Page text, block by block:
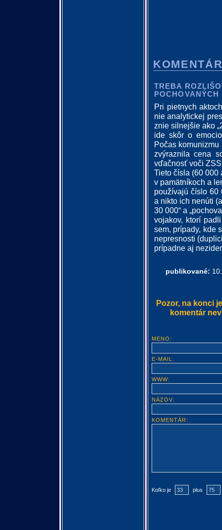
TREBA
POCHOVANÝCH
Pri pietnych
nie analytickej
znie silnejšie ako
ide skôr o
Počas
zvýraznila cena
vďačnosť voči
Tieto čísla (60 000
v pamätníkoch a
používajú číslo 60
a nikto ich nenúti
30 000“ a
vojakov, ktorí
sem, prípady, kde
nepresnosti
prípadne aj
publikované:
Pozor, na konci
komentár
MENO:
E-MAIL:
WWW:
NÁZOV:
KOMENTÁR:
Koľko je plus